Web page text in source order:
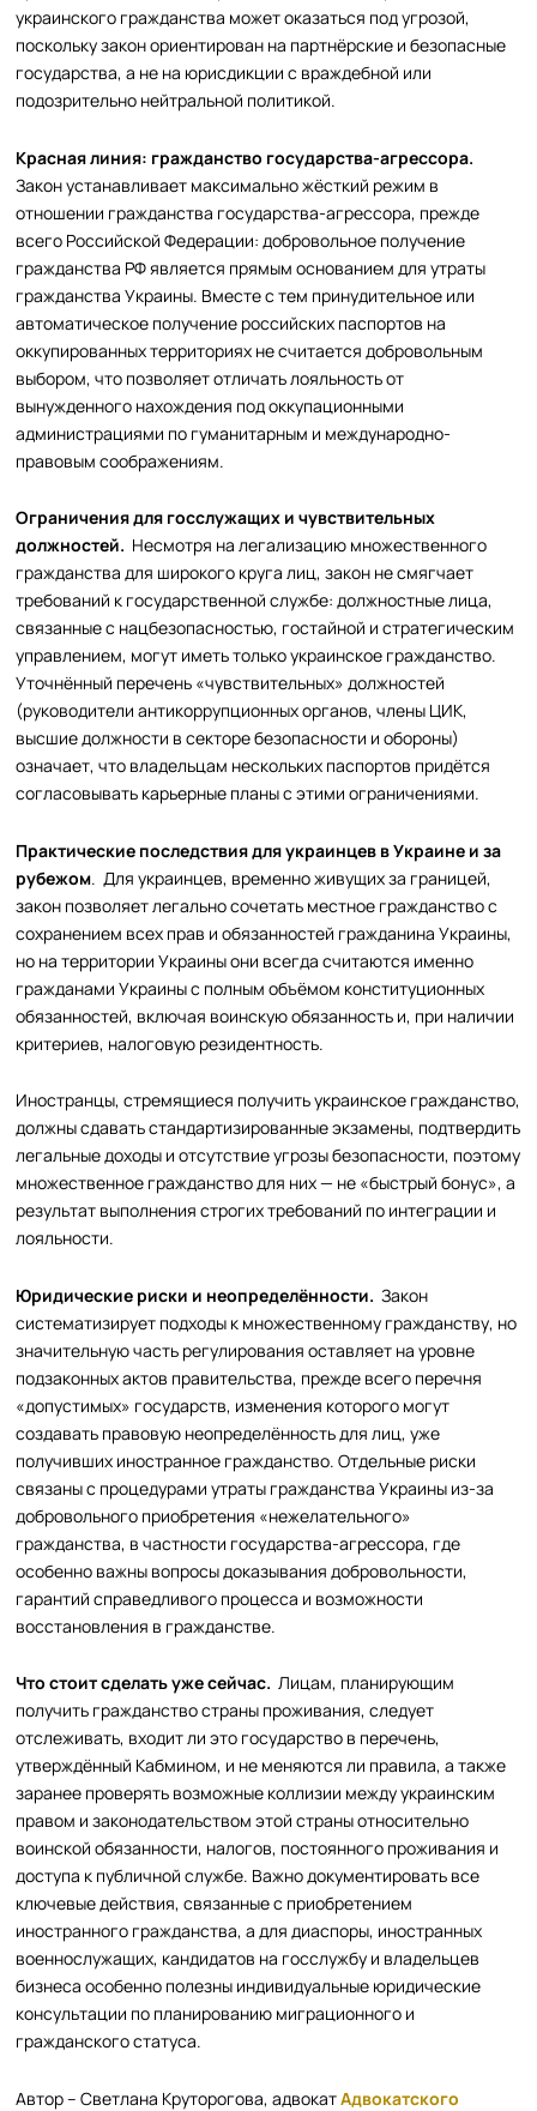
украинского гражданства может оказаться под угрозой,
поскольку закон ориентирован на партнёрские и безопасные
государства, а не на юрисдикции с враждебной или
подозрительно нейтральной политикой.
Красная линия: гражданство государства-агрессора.
Закон устанавливает максимально жёсткий режим в
отношении гражданства государства-агрессора, прежде
всего Российской Федерации: добровольное получение
гражданства РФ является прямым основанием для утраты
гражданства Украины. Вместе с тем принудительное или
автоматическое получение российских паспортов на
оккупированных территориях не считается добровольным
выбором, что позволяет отличать лояльность от
вынужденного нахождения под оккупационными
администрациями по гуманитарным и международно-
правовым соображениям.
Ограничения для госслужащих и чувствительных
должностей. Несмотря на легализацию множественного
гражданства для широкого круга лиц, закон не смягчает
требований к государственной службе: должностные лица,
связанные с нацбезопасностью, гостайной и стратегическим
управлением, могут иметь только украинское гражданство.
Уточнённый перечень «чувствительных» должностей
(руководители антикоррупционных органов, члены ЦИК,
высшие должности в секторе безопасности и обороны)
означает, что владельцам нескольких паспортов придётся
согласовывать карьерные планы с этими ограничениями.
Практические последствия для украинцев в Украине и за
рубежом. Для украинцев, временно живущих за границей,
закон позволяет легально сочетать местное гражданство с
сохранением всех прав и обязанностей гражданина Украины,
но на территории Украины они всегда считаются именно
гражданами Украины с полным объёмом конституционных
обязанностей, включая воинскую обязанность и, при наличии
критериев, налоговую резидентность.
Иностранцы, стремящиеся получить украинское гражданство,
должны сдавать стандартизированные экзамены, подтвердить
легальные доходы и отсутствие угрозы безопасности, поэтому
множественное гражданство для них — не «быстрый бонус», а
результат выполнения строгих требований по интеграции и
лояльности.
Юридические риски и неопределённости. Закон
систематизирует подходы к множественному гражданству, но
значительную часть регулирования оставляет на уровне
подзаконных актов правительства, прежде всего перечня
«допустимых» государств, изменения которого могут
создавать правовую неопределённость для лиц, уже
получивших иностранное гражданство. Отдельные риски
связаны с процедурами утраты гражданства Украины из-за
добровольного приобретения «нежелательного»
гражданства, в частности государства-агрессора, где
особенно важны вопросы доказывания добровольности,
гарантий справедливого процесса и возможности
восстановления в гражданстве.
Что стоит сделать уже сейчас. Лицам, планирующим
получить гражданство страны проживания, следует
отслеживать, входит ли это государство в перечень,
утверждённый Кабмином, и не меняются ли правила, а также
заранее проверять возможные коллизии между украинским
правом и законодательством этой страны относительно
воинской обязанности, налогов, постоянного проживания и
доступа к публичной службе. Важно документировать все
ключевые действия, связанные с приобретением
иностранного гражданства, а для диаспоры, иностранных
военнослужащих, кандидатов на госслужбу и владельцев
бизнеса особенно полезны индивидуальные юридические
консультации по планированию миграционного и
гражданского статуса.
Автор – Светлана Круторогова, адвокатАдвокатского